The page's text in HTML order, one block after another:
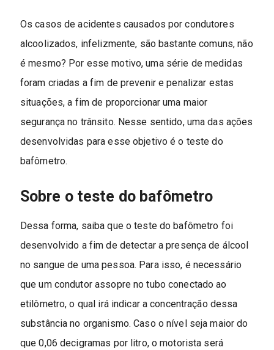
Os casos de acidentes causados por condutores
alcoolizados, infelizmente, são bastante comuns, não
é mesmo? Por esse motivo, uma série de medidas
foram criadas a fim de prevenir e penalizar estas
situações, a fim de proporcionar uma maior
segurança no trânsito. Nesse sentido, uma das ações
desenvolvidas para esse objetivo é o teste do
bafômetro.
Sobre o teste do bafômetro
Dessa forma, saiba que o teste do bafômetro foi
desenvolvido a fim de detectar a presença de álcool
no sangue de uma pessoa. Para isso, é necessário
que um condutor assopre no tubo conectado ao
etilômetro, o qual irá indicar a concentração dessa
substância no organismo. Caso o nível seja maior do
que 0,06 decigramas por litro, o motorista será